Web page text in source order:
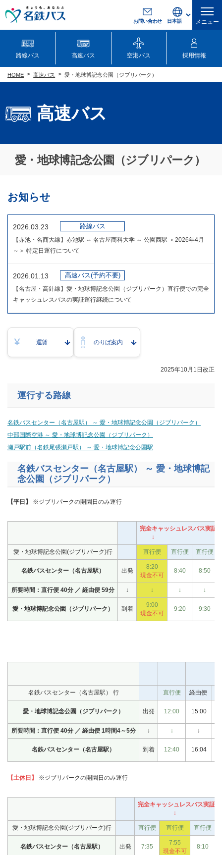
お問い合わせ メニュー
路線バス 高速バス 空港バス 採用情報
高速バス
HOME 高速バス 愛・地球博記念公園（ジブリパーク）
愛・地球博記念公園（ジブリパーク）
お知らせ
2026.03.23 路線バス
【赤池・名商大線】赤池駅 ⇔ 名古屋商科大学 ⇔ 公園西駅 ＜2026年4月
～＞ 特定日運行について
2026.01.13 高速バス(予約不要)
【名古屋・高針線】愛・地球博記念公園（ジブリパーク）直行便での完全
キャッシュレスバスの実証運行継続について
運賃 のりば案内
​2025年10月1日改正
運行する路線
名鉄バスセンター（名古屋駅） ～ 愛・地球博記念公園（ジブリパーク）
中部国際空港 ～ 愛・地球博記念公園（ジブリパーク）
瀬戸駅前（名鉄尾張瀬戸駅） ～ 愛・地球博記念公園駅
名鉄バスセンター（名古屋駅） ～ 愛・地球博記
念公園（ジブリパーク）
【平日】 ※ジブリパークの開園日のみ運行
完全キャッシュレスバス実証
↓
愛・地球博記念公園(ジブリパーク)行 直行便 直行便 直行便
名鉄バスセンター（名古屋駅） 出発
8:20
現金不可
8:40 8:50
所要時間：直行便 40分 ／ 経由便 59分 ↓ ↓ ↓ ↓
愛・地球博記念公園（ジブリパーク） 到着
9:00
現金不可
9:20 9:30
名鉄バスセンター（名古屋駅） 行 直行便 経由便
愛・地球博記念公園（ジブリパーク） 出発 12:00 15:00
所要時間：直行便 40分 ／ 経由便 1時間4～5分 ↓ ↓ ↓
名鉄バスセンター（名古屋駅） 到着 12:40 16:04
【土休日】 ※ジブリパークの開園日のみ運行
完全キャッシュレスバス実証
↓
愛・地球博記念公園(ジブリパーク)行 直行便 直行便 直行便
名鉄バスセンター（名古屋駅） 出発 7:35
7:55
現金不可
8:10